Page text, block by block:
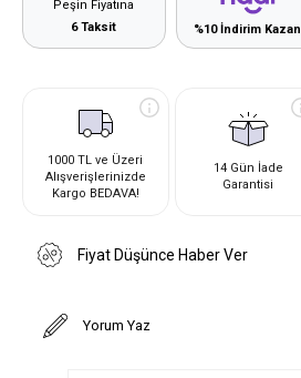
Peşin Fiyatına
6 Taksit
%10 İndirim Kazan
1000 TL ve Üzeri
Alışverişlerinizde
Kargo BEDAVA!
14 Gün İade
Garantisi
Fiyat Düşünce Haber Ver
Yorum Yaz